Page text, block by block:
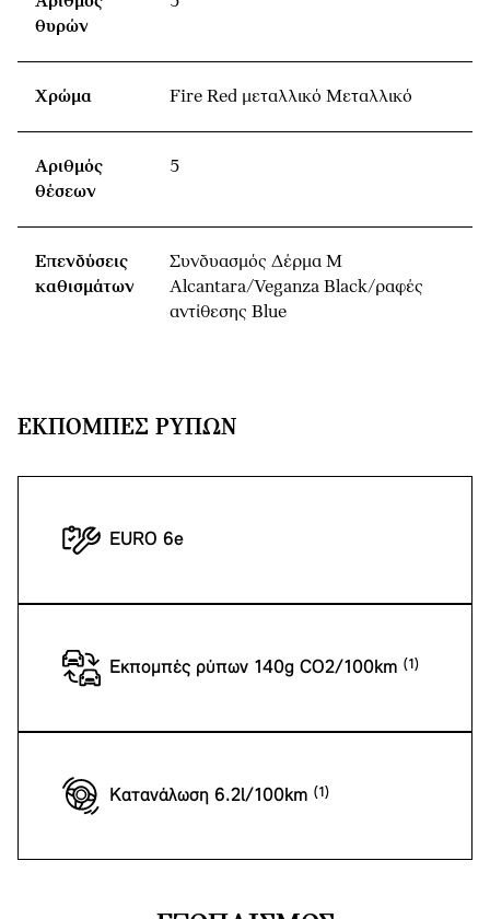
θυρών
Χρώμα Fire Red μεταλλικό Μεταλλικό
Αριθμός
θέσεων
5
Επενδύσεις
καθισμάτων
Συνδυασμός Δέρμα M
Alcantara/Veganza Black/ραφές
αντίθεσης Blue
ΕΚΠΟΜΠΈΣ ΡΎΠΩΝ
EURO 6e
Εκπομπές ρύπων 140g CO2/100km
Κατανάλωση 6.2l/100km